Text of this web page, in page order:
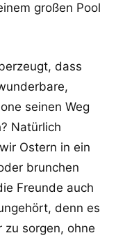
großen Pool
dass
seinen Weg
Natürlich
Ostern in ein
brunchen
Freunde auch
denn es
sorgen, ohne